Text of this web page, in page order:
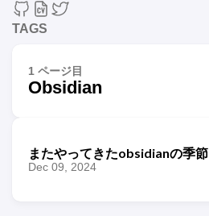
TAGS
1 ページ目
Obsidian
またやってきたobsidianの季節
Dec 09, 2024